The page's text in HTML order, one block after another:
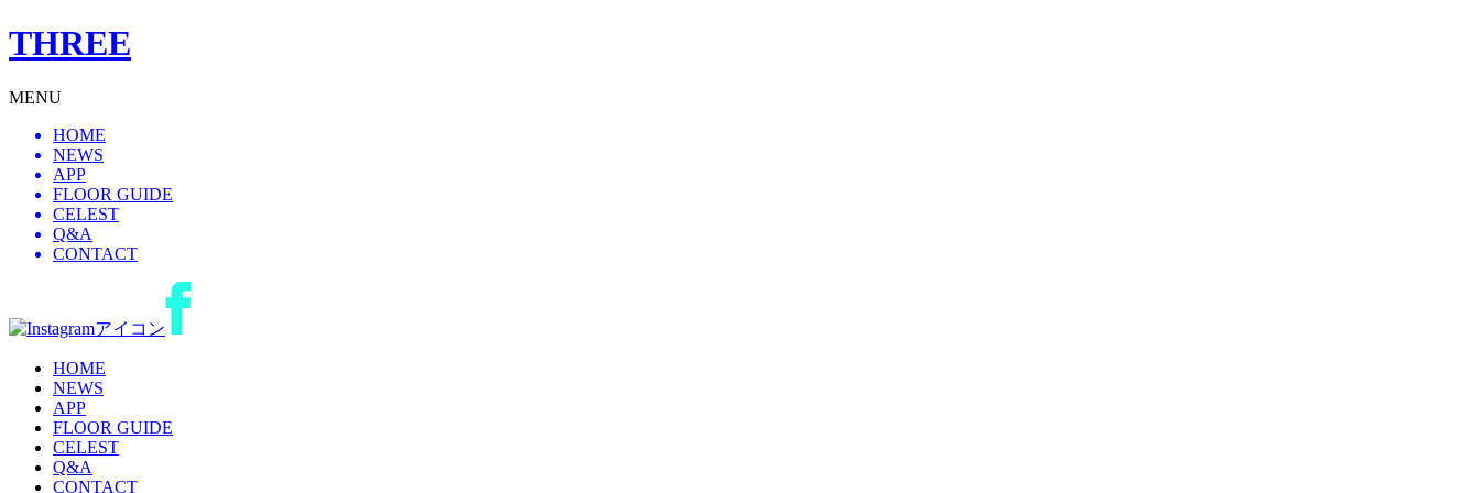
THREE
MENU
HOME
NEWS
APP
FLOOR GUIDE
CELEST
Q&A
CONTACT
HOME
NEWS
APP
FLOOR GUIDE
CELEST
Q&A
CONTACT